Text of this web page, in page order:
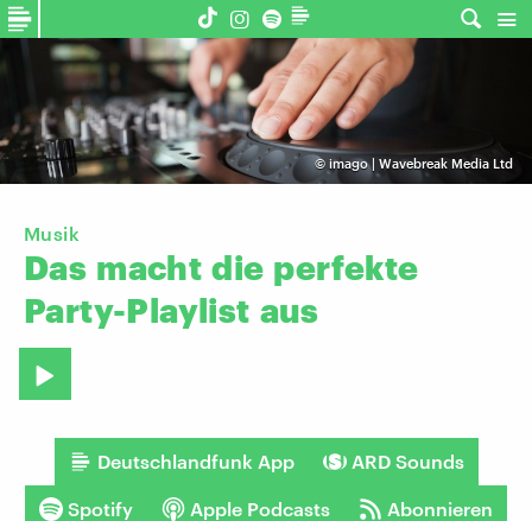
© imago | Wavebreak Media Ltd
Musik
Das macht die perfekte
Party-Playlist aus
Deutschlandfunk App ARD Sounds
Spotify Apple Podcasts Abonnieren